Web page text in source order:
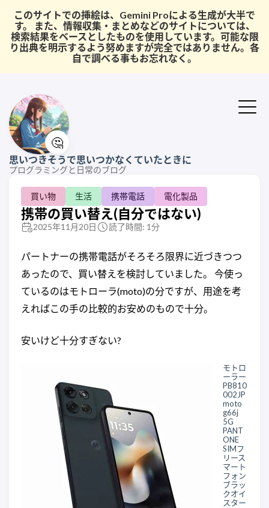
このサイトでの挿絵は、Gemini Proによる生成が大半で
す。 また、情報収集・まとめなどのサイトについては、
検索結果をベースとしたものを使用しています。可能な限
り出典を明示するよう努めますが完全ではありません。各
自で調べる事もお忘れなく。
🤔
思いつきそうで思いつかなくていたときに
プログラミングと日常のブログ
買い物 生活 携帯電話 電化製品
携帯の買い替え(自分ではない)
2025年11月20日 読了時間: 1分
パートナーの携帯電話がそろそろ限界に近づきつつ
あったので、買い替えを検討していました。 今使っ
ているのはモトローラ(moto)の分ですが、用途を考
えればこの手の比較的お安めのもので十分。
安いけど十分すぎない?
モトロ
ーラー
PB810
002JP
moto
g66j
5G
PANT
ONE
SIMフ
リース
マート
フォン
ブラッ
クオイ
スター